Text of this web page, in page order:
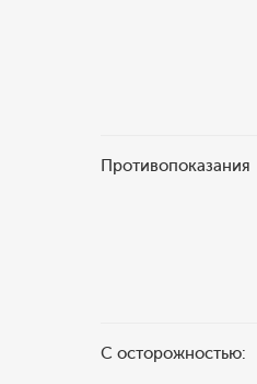
Противопоказания
С осторожностью: